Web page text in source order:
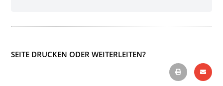
SEITE DRUCKEN ODER WEITERLEITEN?